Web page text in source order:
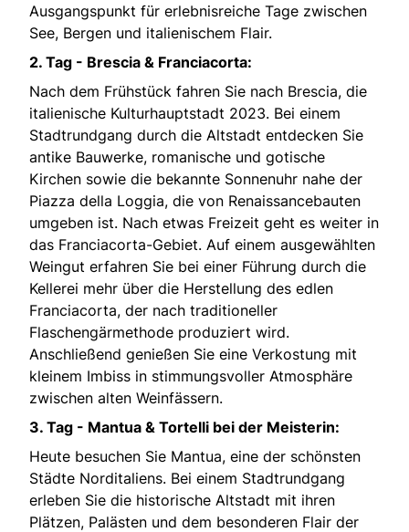
Ausgangspunkt für erlebnisreiche Tage zwischen
See, Bergen und italienischem Flair.
2. Tag - Brescia & Franciacorta:
Nach dem Frühstück fahren Sie nach Brescia, die
italienische Kulturhauptstadt 2023. Bei einem
Stadtrundgang durch die Altstadt entdecken Sie
antike Bauwerke, romanische und gotische
Kirchen sowie die bekannte Sonnenuhr nahe der
Piazza della Loggia, die von Renaissancebauten
umgeben ist. Nach etwas Freizeit geht es weiter in
das Franciacorta-Gebiet. Auf einem ausgewählten
Weingut erfahren Sie bei einer Führung durch die
Kellerei mehr über die Herstellung des edlen
Franciacorta, der nach traditioneller
Flaschengärmethode produziert wird.
Anschließend genießen Sie eine Verkostung mit
kleinem Imbiss in stimmungsvoller Atmosphäre
zwischen alten Weinfässern.
3. Tag - Mantua & Tortelli bei der Meisterin:
Heute besuchen Sie Mantua, eine der schönsten
Städte Norditaliens. Bei einem Stadtrundgang
erleben Sie die historische Altstadt mit ihren
Plätzen, Palästen und dem besonderen Flair der